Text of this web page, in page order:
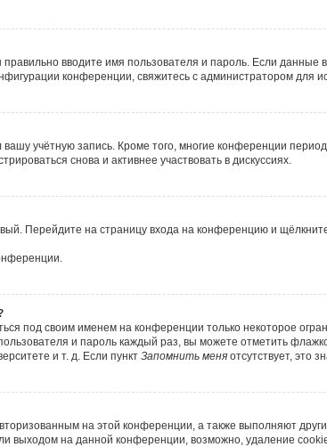
вводите имя пользователя и пароль. Если
конференции, свяжитесь с администратором для
учётную запись. Кроме того, многие конференции
снова и активнее участвовать в дискуссиях.
Перейдите на страницу входа на конференцию и
под своим именем на конференции только некоторое
и пароль каждый раз, вы можете отметить
и т. д. Если пункт Запомнить меня отсутствует, это
на этой конференции, а также выполняют
выходом на данной конференции, возможно, удаление